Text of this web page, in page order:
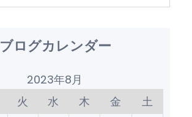
ブログカレンダー
2023年8月
火 水 木 金
土